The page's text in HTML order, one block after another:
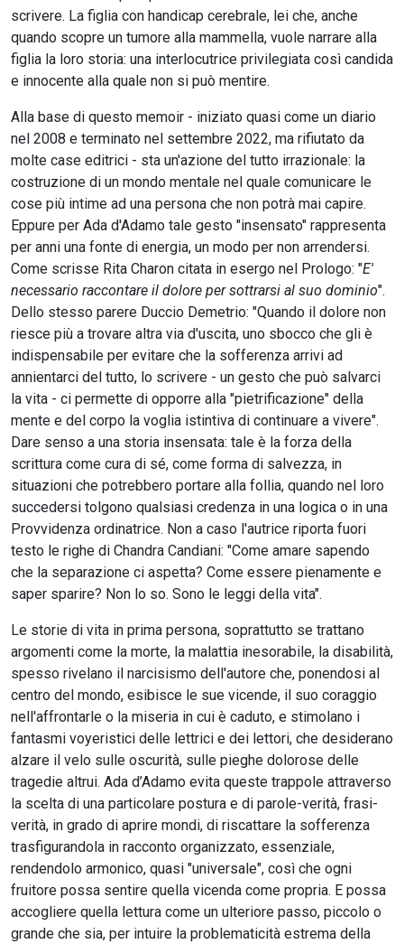
scrivere. La figlia con handicap cerebrale, lei che, anche
quando scopre un tumore alla mammella, vuole narrare alla
figlia la loro storia: una interlocutrice privilegiata così candida
e innocente alla quale non si può mentire.
Alla base di questo memoir - iniziato quasi come un diario
nel 2008 e terminato nel settembre 2022, ma rifiutato da
molte case editrici - sta un'azione del tutto irrazionale: la
costruzione di un mondo mentale nel quale comunicare le
cose più intime ad una persona che non potrà mai capire.
Eppure per Ada d'Adamo tale gesto "insensato" rappresenta
per anni una fonte di energia, un modo per non arrendersi.
Come scrisse Rita Charon citata in esergo nel Prologo: "E'
necessario raccontare il dolore per sottrarsi al suo dominio".
Dello stesso parere Duccio Demetrio: "Quando il dolore non
riesce più a trovare altra via d'uscita, uno sbocco che gli è
indispensabile per evitare che la sofferenza arrivi ad
annientarci del tutto, lo scrivere - un gesto che può salvarci
la vita - ci permette di opporre alla "pietrificazione" della
mente e del corpo la voglia istintiva di continuare a vivere".
Dare senso a una storia insensata: tale è la forza della
scrittura come cura di sé, come forma di salvezza, in
situazioni che potrebbero portare alla follia, quando nel loro
succedersi tolgono qualsiasi credenza in una logica o in una
Provvidenza ordinatrice. Non a caso l'autrice riporta fuori
testo le righe di Chandra Candiani: "Come amare sapendo
che la separazione ci aspetta? Come essere pienamente e
saper sparire? Non lo so. Sono le leggi della vita".
Le storie di vita in prima persona, soprattutto se trattano
argomenti come la morte, la malattia inesorabile, la disabilità,
spesso rivelano il narcisismo dell'autore che, ponendosi al
centro del mondo, esibisce le sue vicende, il suo coraggio
nell'affrontarle o la miseria in cui è caduto, e stimolano i
fantasmi voyeristici delle lettrici e dei lettori, che desiderano
alzare il velo sulle oscurità, sulle pieghe dolorose delle
tragedie altrui. Ada d’Adamo evita queste trappole attraverso
la scelta di una particolare postura e di parole-verità, frasi-
verità, in grado di aprire mondi, di riscattare la sofferenza
trasfigurandola in racconto organizzato, essenziale,
rendendolo armonico, quasi "universale", così che ogni
fruitore possa sentire quella vicenda come propria. E possa
accogliere quella lettura come un ulteriore passo, piccolo o
grande che sia, per intuire la problematicità estrema della